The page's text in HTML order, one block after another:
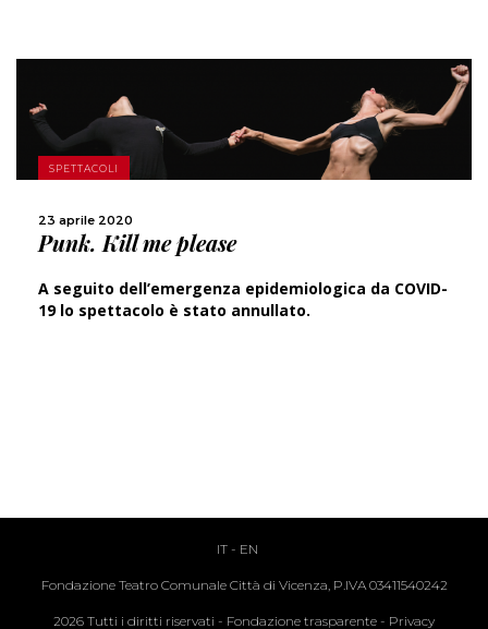
SPETTACOLI
23 aprile 2020
Punk. Kill me please
A seguito dell’emergenza epidemiologica da COVID-
19 lo spettacolo è stato annullato.
SCOPRI DI PIÙ
CONDIVIDI
IT - EN
Fondazione Teatro Comunale Città di Vicenza, P.IVA 03411540242
2026 Tutti i diritti riservati - Fondazione trasparente - Privacy